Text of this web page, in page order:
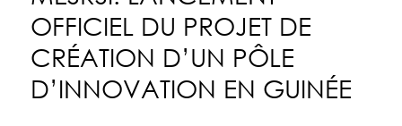
OFFICIEL DU PROJET DE
CRÉATION D’UN PÔLE
D’INNOVATION EN GUINÉE